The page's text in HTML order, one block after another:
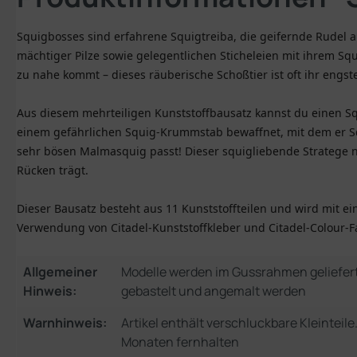
Squigbosses sind erfahrene Squigtreiba, die geifernde
mächtiger Pilze sowie gelegentlichen Sticheleien mit ihrem
zu nahe kommt – dieses räuberische Schoßtier ist oft ihr
Aus diesem mehrteiligen Kunststoffbausatz kannst du einen
einem gefährlichen Squig-Krummstab bewaffnet, mit dem er
sehr bösen Malmasquig passt! Dieser squigliebende
Rücken trägt.
Dieser Bausatz besteht aus 11 Kunststoffteilen und wird mit
Verwendung von Citadel-Kunststoffkleber und Citadel-Colour-
Allgemeiner
Hinweis:
Modelle werden im Gussrahmen
gebastelt und angemalt werden
Warnhinweis:
Artikel enthält verschluckbare
Monaten fernhalten